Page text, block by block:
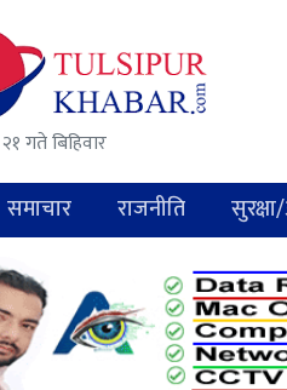
गते बिहिवार
समाचार राजनीति